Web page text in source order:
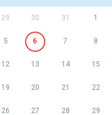
29 30 31 1
5 6 7 8
12 13 14 15
19 20 21 22
26 27 28 29